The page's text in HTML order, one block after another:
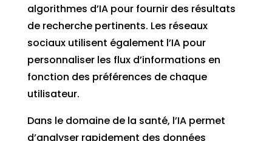
algorithmes d’IA pour fournir des résultats
de recherche pertinents. Les réseaux
sociaux utilisent également l’IA pour
personnaliser les flux d’informations en
fonction des préférences de chaque
utilisateur.
Dans le domaine de la santé, l’IA permet
d’analyser rapidement des données